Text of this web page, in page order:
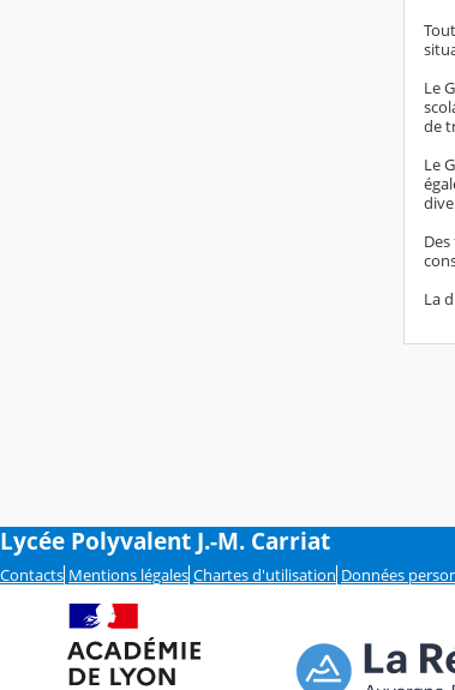
Le
de
Le
La
Lycée Polyvalent J.-M. Carriat
Contacts Mentions légales Chartes d'utilisation Données